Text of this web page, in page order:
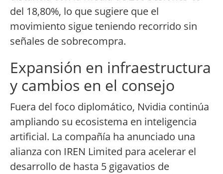
del 18,80%, lo que sugiere que el
movimiento sigue teniendo recorrido sin
señales de sobrecompra.
Expansión en infraestructura
y cambios en el consejo
Fuera del foco diplomático, Nvidia continúa
ampliando su ecosistema en inteligencia
artificial. La compañía ha anunciado una
alianza con IREN Limited para acelerar el
desarrollo de hasta 5 gigavatios de